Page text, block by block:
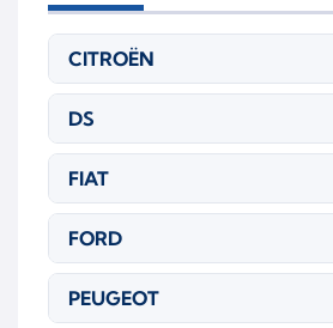
UGCA
UGCB
UGJC
XUCC
XUCD
XUJB
XWCB
CITROËN
DS
FIAT
FORD
PEUGEOT